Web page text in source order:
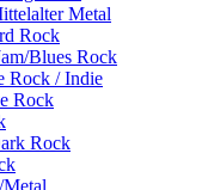
Metal
Rock
Blues Rock
Rock / Indie
Rock
Rock